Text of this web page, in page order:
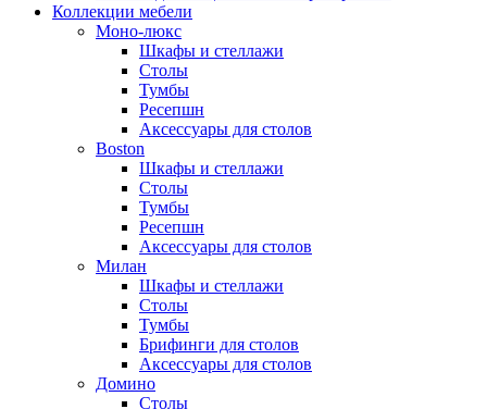
Коллекции мебели
Моно-люкс
Шкафы и стеллажи
Столы
Тумбы
Ресепшн
Аксессуары для столов
Boston
Шкафы и стеллажи
Столы
Тумбы
Ресепшн
Аксессуары для столов
Милан
Шкафы и стеллажи
Столы
Тумбы
Брифинги для столов
Аксессуары для столов
Домино
Столы